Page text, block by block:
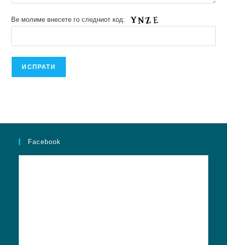
Ве молиме внесете го следниот код:
Facebook